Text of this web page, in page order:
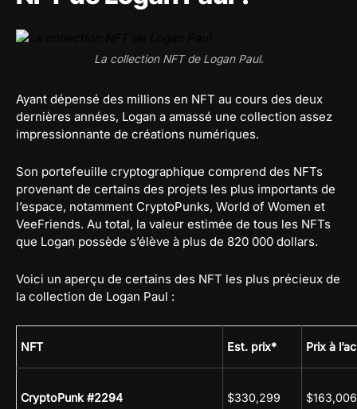
La collection NFT de Logan Paul.
Ayant dépensé des millions en NFT au cours des deux
dernières années, Logan a amassé une collection assez
impressionnante de créations numériques.
Son portefeuille cryptographique comprend des NFTs
provenant de certains des projets les plus importants de
l’espace, notamment CryptoPunks, World of Women et
VeeFriends. Au total, la valeur estimée de tous les NFTs
que Logan possède s’élève à plus de 820 000 dollars.
Voici un aperçu de certains des NFT les plus précieux de
la collection de Logan Paul :
NFT Est. prix* Prix à
CryptoPunk #2294 $330,299 $163,006